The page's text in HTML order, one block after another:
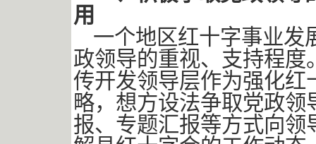
用
一个地区红十字事业发
政领导的重视、支持程
传开发领导层作为强化
略，想方设法争取党政
报、专题汇报等方式向